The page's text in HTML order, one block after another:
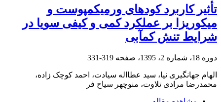
تأثیر کاربرد کودهای ورمی‏کمپوست و
میکوریزا بر عملکرد کمی و کیفی سویا در
شرایط تنش کم‏آبی
دوره 18، شماره 2، 1395، صفحه 319-331
الهام جهانگیری نیا، سید عطااله سیادت، احمد کوچک زاده،
محمدرضا مرادی تلاوت، منوچهر سیاح فر